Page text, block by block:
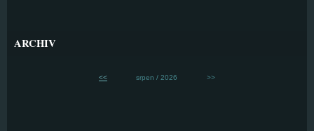
ARCHIV
<< srpen / 2026 >>